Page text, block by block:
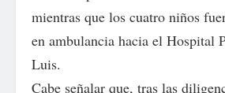
mientras que los cuatro niños
en ambulancia hacia el Hospital
Luis.
Cabe señalar que, tras las